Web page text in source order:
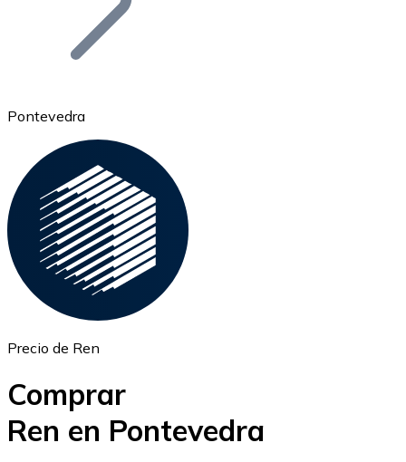
Ethereum
ETH
Pontevedra
Precio de Ren
Comprar
Ren en Pontevedra